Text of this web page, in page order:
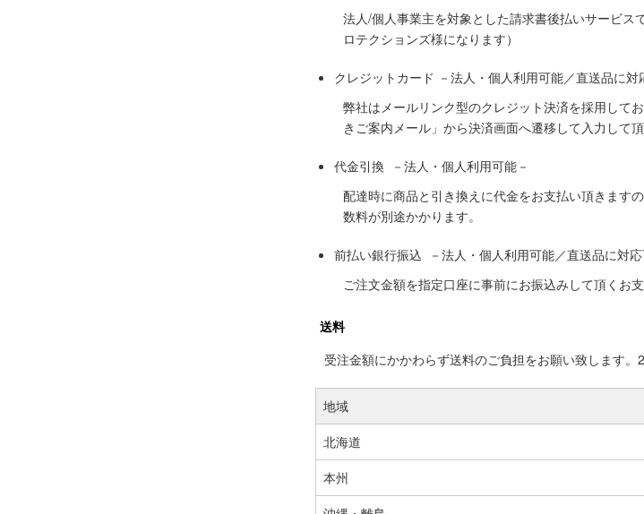
法人/個人事業主を対象とした請求書後払いサービ
ロテクションズ様になります）
クレジットカード －法人・個人利用可能／直送品に対
弊社はメールリンク型のクレジット決済を採用して
きご案内メール」から決済画面へ遷移して入力して
代金引換 －法人・個人利用可能－
配達時に商品と引き換えに代金をお支払い頂きます
数料が別途かかります。
前払い銀行振込 －法人・個人利用可能／直送品に対応
ご注文金額を指定口座に事前にお振込みして頂くお支
送料
受注金額にかかわらず送料のご負担をお願い致します。
地域
北海道
本州